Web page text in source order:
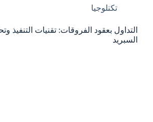
تكنلوجيا
التداول بعقود الفروقات: تقنيات التنفيذ
السبريد